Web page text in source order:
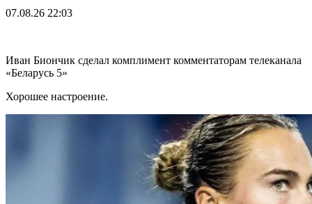
07.08.26 22:03
Иван Биончик сделал комплимент комментаторам телеканала
«Беларусь 5»
Хорошее настроение.